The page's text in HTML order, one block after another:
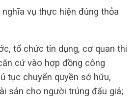
vụ thực hiện đúng thỏa
tổ chức tín dụng, cơ quan thi
cứ vào hợp đồng công
tục chuyển quyền sở hữu,
sản cho người trúng đấu giá;